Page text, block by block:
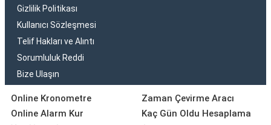
Gizlilik Politikası
Kullanıcı Sözleşmesi
Telif Hakları ve Alıntı
Sorumluluk Reddi
Bize Ulaşın
Online Kronometre
Online Alarm Kur
Zaman Çevirme Aracı
Kaç Gün Oldu Hesaplama